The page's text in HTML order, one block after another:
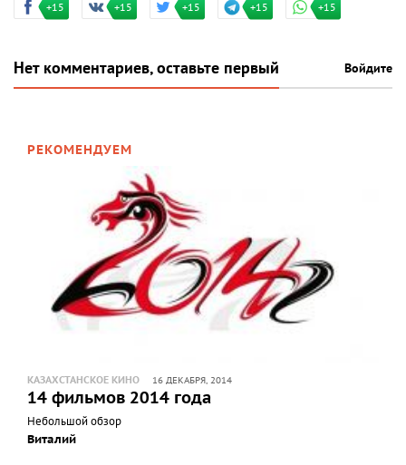
+15 +15 +15 +15 +15
Нет комментариев, оставьте первый Войдите
РЕКОМЕНДУЕМ
КАЗАХСТАНСКОЕ КИНО 16 ДЕКАБРЯ, 2014
14 фильмов 2014 года
Небольшой обзор
Виталий